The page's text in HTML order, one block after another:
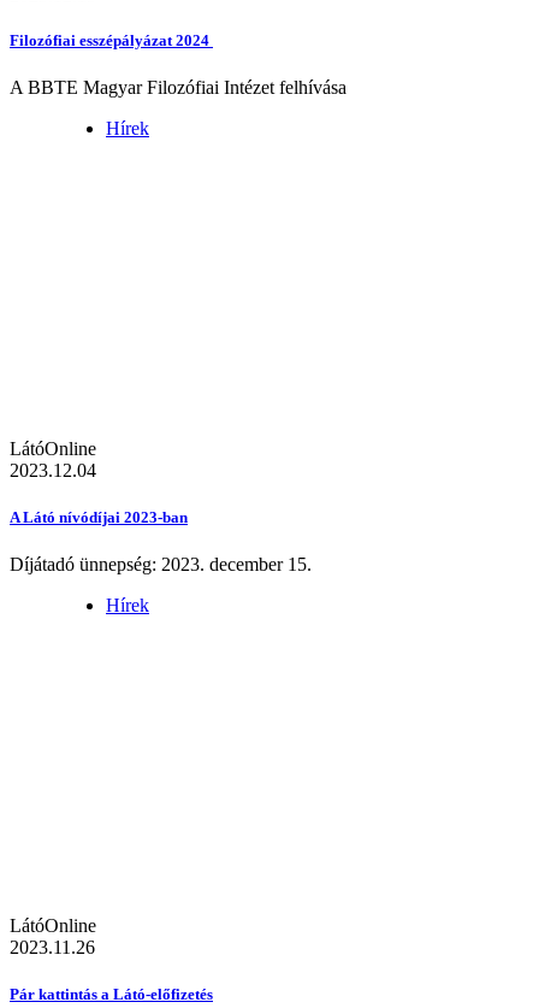
Filozófiai esszépályázat 2024
A BBTE Magyar Filozófiai Intézet felhívása
Hírek
LátóOnline
2023.12.04
A Látó nívódíjai 2023-ban
Díjátadó ünnepség: 2023. december 15.
Hírek
LátóOnline
2023.11.26
Pár kattintás a Látó-előfizetés